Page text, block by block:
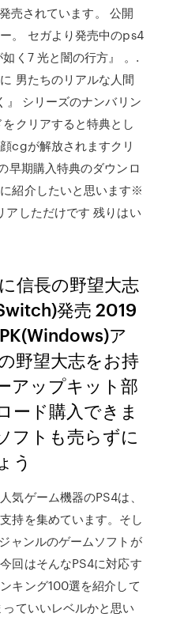
売されています。 公開
。 セガより発売中のps4
く7 光と闇の行方』 。.
男たちのリアルな人間
』 シリーズのナンバリン
クリアすると特典とし
cgが解放されますクリ
早期購入特典のダウンロ
紹介したいと思います※
アしただけです 残りはい
信長の野望大志
発売 2019
ア
野望大志をお持
アップキット部
ード購入できま
フトも売らずに
う
気ゲーム機器のPS4は、
持を集めています。そし
ャンルのゲームソフトが
回はそんなPS4に対応す
キング100選を紹介して
ていいレベルかと思い